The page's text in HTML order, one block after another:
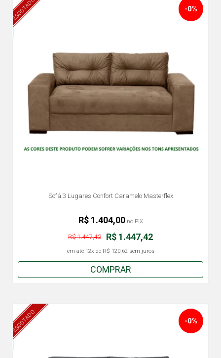
ESGOTADO
Sofá 3 Lugares Confort Caramelo Masterflex
-0%
R$ 1.447,42
R$ 1.447,42
em até 12x de R$ 120,62sem juros
R$ 1.404,00no PIX
COMPRAR
ESGOTADO -0%